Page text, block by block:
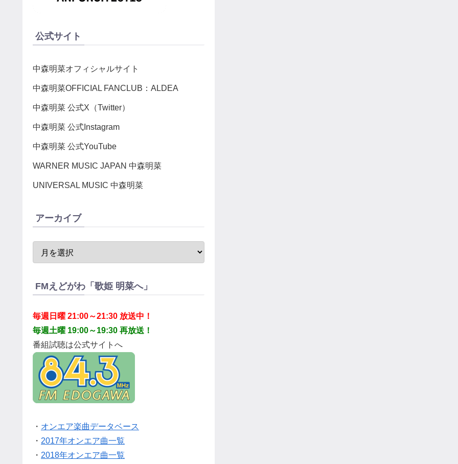
公式サイト
中森明菜オフィシャルサイト
中森明菜OFFICIAL FANCLUB：ALDEA
中森明菜 公式X（Twitter）
中森明菜 公式Instagram
中森明菜 公式YouTube
WARNER MUSIC JAPAN 中森明菜
UNIVERSAL MUSIC 中森明菜
アーカイブ
FMえどがわ「歌姫 明菜へ」
毎週日曜 21:00～21:30 放送中！
毎週土曜 19:00～19:30 再放送！
番組試聴は公式サイトへ
・ オンエア楽曲データベース
・ 2017年オンエア曲一覧
・ 2018年オンエア曲一覧